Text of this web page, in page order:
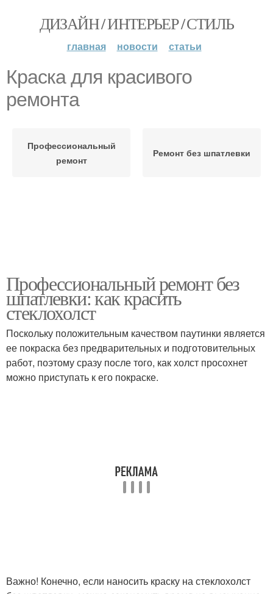
ДИЗАЙН / ИНТЕРЬЕР / СТИЛЬ
главная новости статьи
Краска для красивого
ремонта
Профессиональный
ремонт
Ремонт без шпатлевки
Профессиональный ремонт без
шпатлевки: как красить
стеклохолст
Поскольку положительным качеством паутинки является
ее покраска без предварительных и подготовительных
работ, поэтому сразу после того, как холст просохнет
можно приступать к его покраске.
Важно! Конечно, если наносить краску на стеклохолст